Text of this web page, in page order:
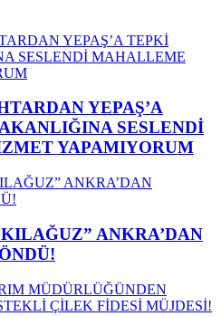
YEPAŞ’A
SESLENDİ
YAPAMIYORUM
ANKRA’DAN